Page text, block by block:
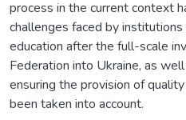
process in the current context
challenges faced by
education after the full-scale
Federation into Ukraine, as
ensuring the provision of
been taken into account.